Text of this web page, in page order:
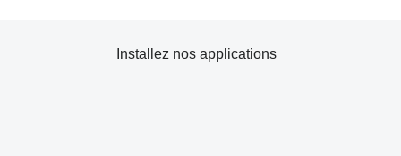
Installez nos applications